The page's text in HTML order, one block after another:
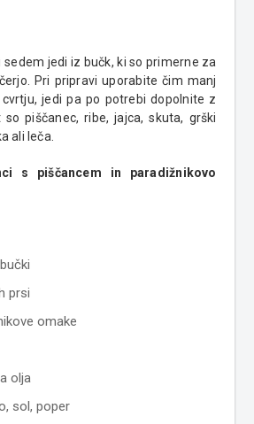
jedi iz bučk, ki so primerne za
Pri pripravi uporabite čim manj
jedi pa po potrebi dopolnite z
so piščanec, ribe, jajca, skuta, grški
ali leča.
s piščancem in paradižnikovo
prsi
omake
olja
sol, poper